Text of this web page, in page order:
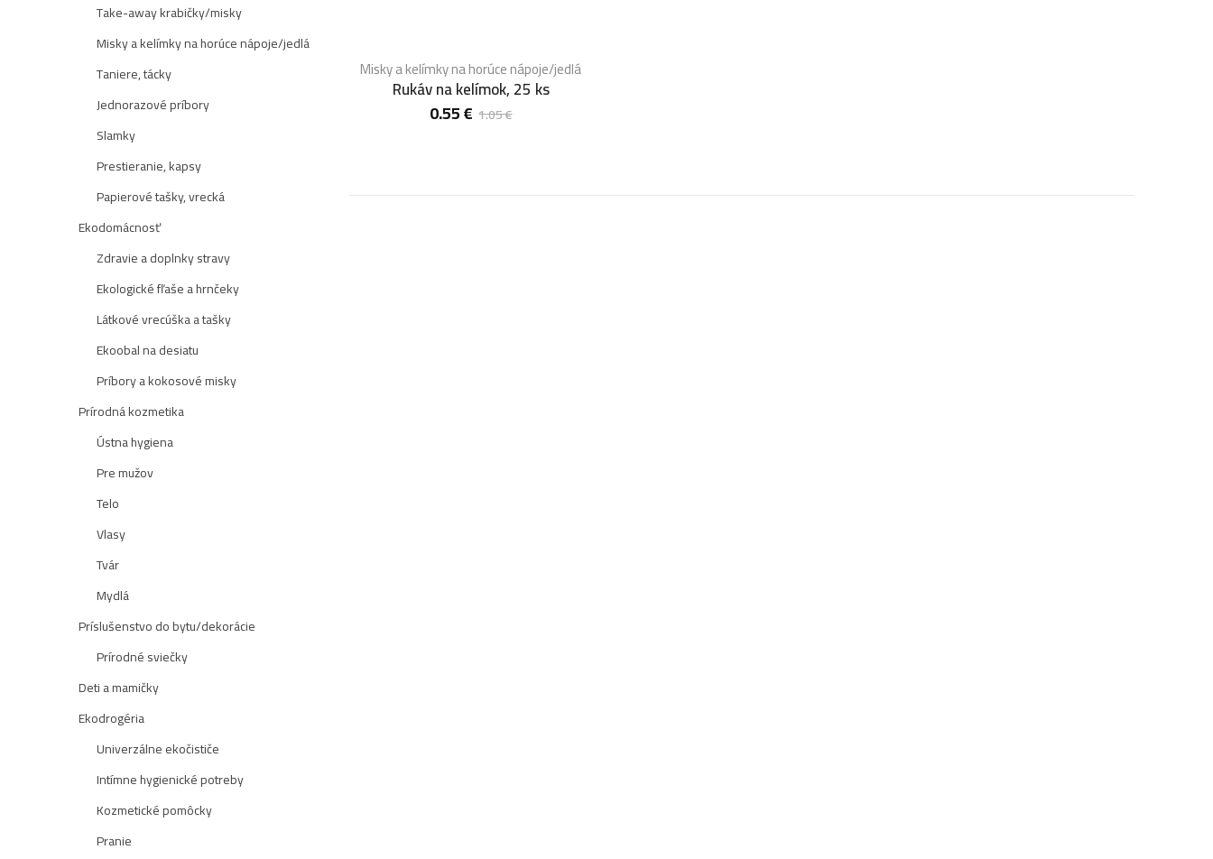
Misky a kelímky na horúce nápoje/jedlá
Rukáv na kelímok, 25 ks
1.05€
0.55€
Take-away krabičky/misky
Misky a kelímky na horúce nápoje/jedlá
Taniere, tácky
Jednorazové príbory
Slamky
Prestieranie, kapsy
Papierové tašky, vrecká
Ekodomácnosť
Zdravie a doplnky stravy
Ekologické fľaše a hrnčeky
Látkové vrecúška a tašky
Ekoobal na desiatu
Príbory a kokosové misky
Prírodná kozmetika
Ústna hygiena
Pre mužov
Telo
Vlasy
Tvár
Mydlá
Príslušenstvo do bytu/dekorácie
Prírodné sviečky
Deti a mamičky
Ekodrogéria
Univerzálne ekočističe
Intímne hygienické potreby
Kozmetické pomôcky
Pranie